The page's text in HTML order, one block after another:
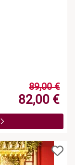
89,00 €
82,00 €